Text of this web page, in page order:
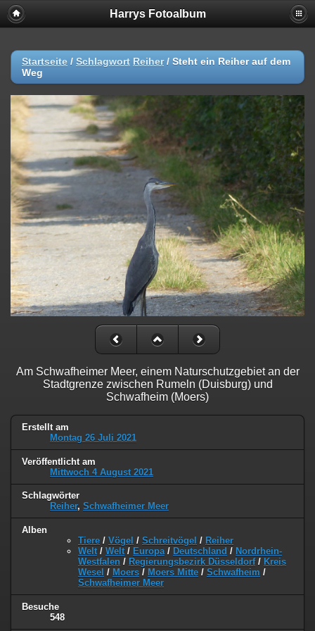
Harrys Fotoalbum
Startseite / Schlagwort Reiher/ Steht ein Reiher auf dem
Weg
Am Schwafheimer Meer, einem Naturschutzgebiet an der
Stadtgrenze zwischen Rumeln (Duisburg) und
Schwafheim (Moers)
Erstellt am
Montag 26 Juli 2021
Veröffentlicht am
Mittwoch 4 August 2021
Schlagwörter
Reiher, Schwafheimer Meer
Alben
Tiere / Vögel / Schreitvögel / Reiher
Welt / Welt / Europa/ Deutschland / Nordrhein-
Westfalen / Regierungsbezirk Düsseldorf/ Kreis
Wesel / Moers / Moers Mitte / Schwafheim /
Schwafheimer Meer
Besuche
548